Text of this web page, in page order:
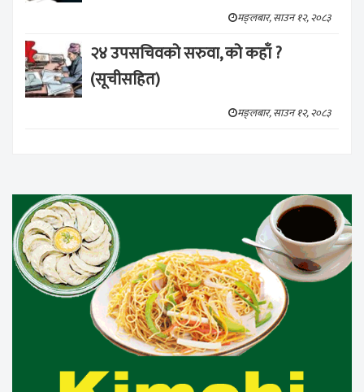
मङ्लबार, साउन १२, २०८३
२४ उपसचिवको सरुवा, को कहाँ ?
(सूचीसहित)
मङ्लबार, साउन १२, २०८३